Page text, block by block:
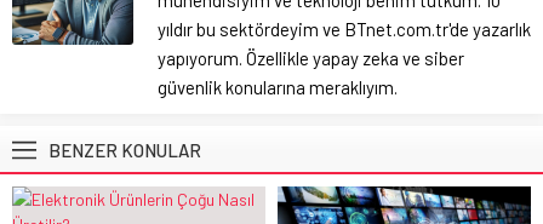
yıldır bu sektördeyim ve BTnet.com.tr'de yazarlık
yapıyorum. Özellikle yapay zeka ve siber
güvenlik konularına meraklıyım.
BENZER KONULAR